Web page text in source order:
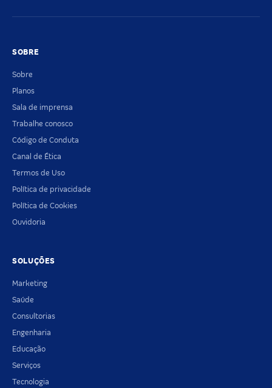
SOBRE
Sobre
Planos
Sala de imprensa
Trabalhe conosco
Código de Conduta
Canal de Ética
Termos de Uso
Política de privacidade
Política de Cookies
Ouvidoria
SOLUÇÕES
Marketing
Saúde
Consultorias
Engenharia
Educação
Serviços
Tecnologia